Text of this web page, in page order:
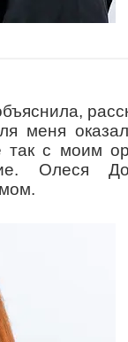
меня
так с моим
Олеся